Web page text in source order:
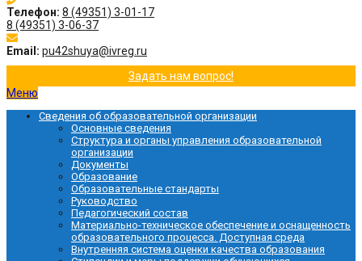
Телефон: 8 (49351) 3-01-17
8 (49351) 3-06-37
Email: pu42shuya@ivreg.ru
Задать нам вопрос!
Меню
Сведения об образовательной организации
Основные сведения
Структура и органы управления образовательной
организации
Документы
Образование
Образовательные стандарты
Руководство
Педагогический состав
Материально-техническое обеспечение и оснащенность
образовательного процесса. Доступная среда
Внутренняя система оценки качества образования